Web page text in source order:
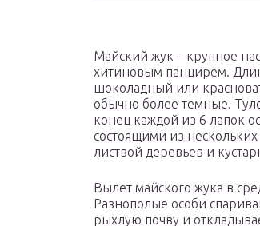
Майский жук – крупное
хитиновым панцирем.
шоколадный или
обычно более темные.
конец каждой из 6 лапок
состоящими из
листвой деревьев и
Вылет майского жука в
Разнополые особи
рыхлую почву и